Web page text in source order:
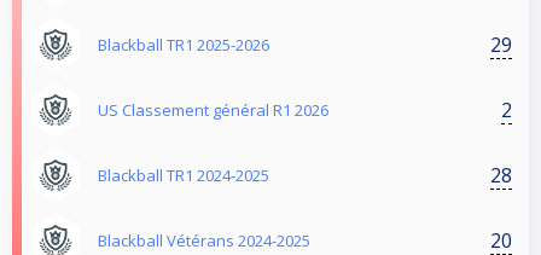
Blackball TR1 2025-2026 29
US Classement général R1 2026 2
Blackball TR1 2024-2025 28
Blackball Vétérans 2024-2025 20